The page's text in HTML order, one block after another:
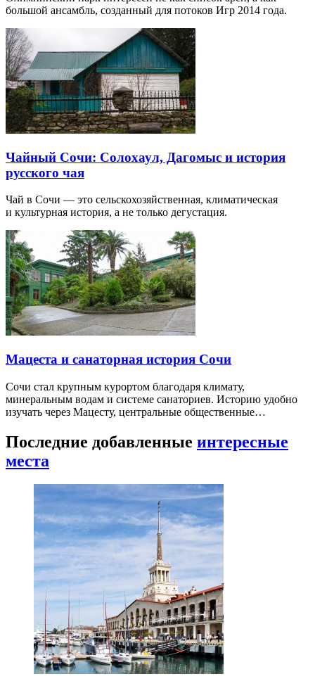
большой ансамбль, созданный для потоков Игр 2014 года.
Чайный Сочи: Солохаул, Дагомыс и история
русского чая
Чай в Сочи — это сельскохозяйственная, климатическая
и культурная история, а не только дегустация.
Мацеста и санаторная история Сочи
Сочи стал крупным курортом благодаря климату,
минеральным водам и системе санаториев. Историю удобно
изучать через Мацесту, центральные общественные…
Последние добавленные интересные
места